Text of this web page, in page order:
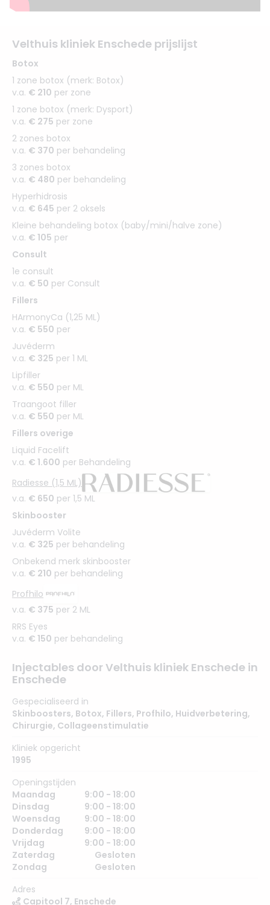
Velthuis kliniek Enschede prijslijst
Botox
1 zone botox (merk: Botox)
v.a. € 210 per zone
1 zone botox (merk: Dysport)
v.a. € 275 per zone
2 zones botox
v.a. € 370 per behandeling
3 zones botox
v.a. € 480 per behandeling
Hyperhidrosis
v.a. € 645 per 2 oksels
Kleine behandeling botox (baby/mini/halve zone)
v.a. € 105 per
Consult
1e consult
v.a. € 50 per Consult
Fillers
HArmonyCa (1,25 ML)
v.a. € 550 per
Juvéderm
v.a. € 325 per 1 ML
Lipfiller
v.a. € 550 per ML
Traangoot filler
v.a. € 550 per ML
Fillers overige
Liquid Facelift
v.a. € 1.600 per Behandeling
Radiesse (1,5 ML)
v.a. € 650 per 1,5 ML
Skinbooster
Juvéderm Volite
v.a. € 325 per behandeling
Onbekend merk skinbooster
v.a. € 210 per behandeling
Profhilo
v.a. € 375 per 2 ML
RRS Eyes
v.a. € 150 per behandeling
Injectables door Velthuis kliniek Enschede in
Enschede
Gespecialiseerd in
Skinboosters, Botox, Fillers, Profhilo, Huidverbetering,
Chirurgie, Collageenstimulatie
Kliniek opgericht
1995
Openingstijden
Maandag
9:00 - 18:00
Dinsdag
9:00 - 18:00
Woensdag
9:00 - 18:00
Donderdag
9:00 - 18:00
Vrijdag
9:00 - 18:00
Zaterdag
Gesloten
Zondag
Gesloten
Adres
Capitool 7, Enschede